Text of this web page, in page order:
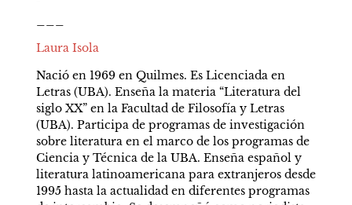
Laura Isola
Nació en 1969 en Quilmes. Es Licenciada en
Letras (UBA). Enseña la materia “Literatura del
siglo XX” en la Facultad de Filosofía y Letras
(UBA). Participa de programas de investigación
sobre literatura en el marco de los programas de
Ciencia y Técnica de la UBA. Enseña español y
literatura latinoamericana para extranjeros desde
1995 hasta la actualidad en diferentes programas